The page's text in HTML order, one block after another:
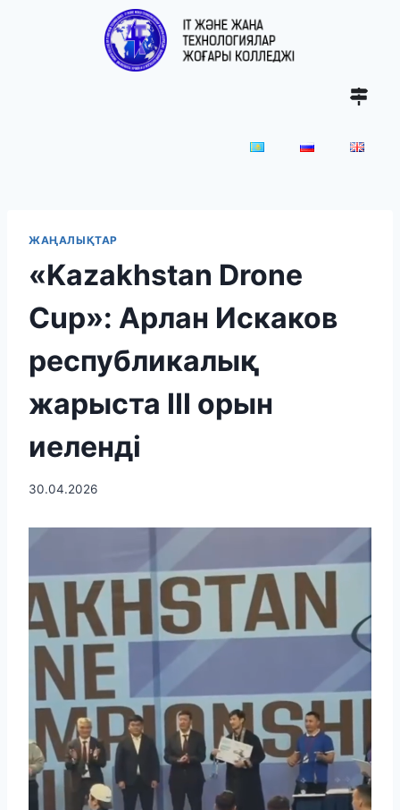
ЖАҢАЛЫҚТАР
«Kazakhstan Drone
Cup»: Арлан Искаков
республикалық
жарыста ІІІ орын
иеленді
30.04.2026